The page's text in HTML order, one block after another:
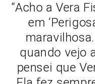
“Acho a Vera
em
quando vejo
pensei que